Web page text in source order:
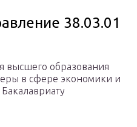
38.03.01
высшего образования
в сфере экономики и